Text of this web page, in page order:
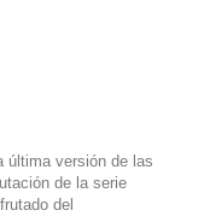
última versión de las
de la serie
del